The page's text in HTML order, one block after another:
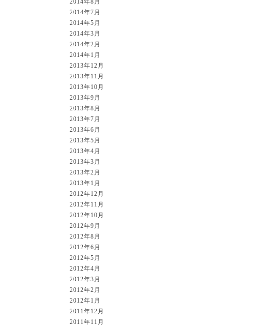
2014年8月
2014年7月
2014年5月
2014年3月
2014年2月
2014年1月
2013年12月
2013年11月
2013年10月
2013年9月
2013年8月
2013年7月
2013年6月
2013年5月
2013年4月
2013年3月
2013年2月
2013年1月
2012年12月
2012年11月
2012年10月
2012年9月
2012年8月
2012年6月
2012年5月
2012年4月
2012年3月
2012年2月
2012年1月
2011年12月
2011年11月